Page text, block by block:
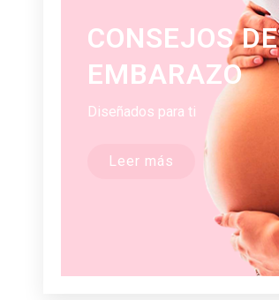
CONSEJOS DE
EMBARAZO
Diseñados para ti
Leer más